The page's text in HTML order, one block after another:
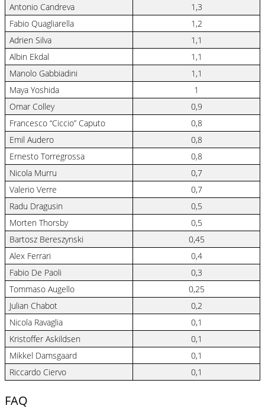
Antonio Candreva
1,3
Fabio Quagliarella
1,2
Adrien Silva
1,1
Albin Ekdal
1,1
Manolo Gabbiadini
1,1
Maya Yoshida
1
Omar Colley
0,9
Francesco “Ciccio” Caputo
0,8
Emil Audero
0,8
Ernesto Torregrossa
0,8
Nicola Murru
0,7
Valerio Verre
0,7
Radu Dragusin
0,5
Morten Thorsby
0,5
Bartosz Bereszynski
0,45
Alex Ferrari
0,4
Fabio De Paoli
0,3
Tommaso Augello
0,25
Julian Chabot
0,2
Nicola Ravaglia
0,1
Kristoffer Askildsen
0,1
Mikkel Damsgaard
0,1
Riccardo Ciervo
0,1
FAQ